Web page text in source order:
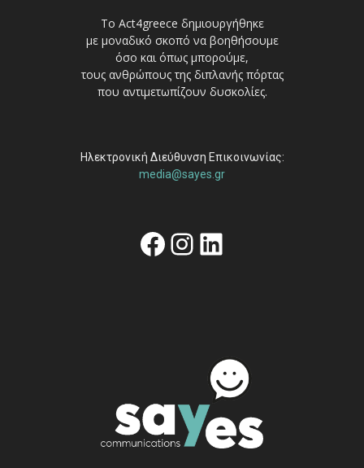
Το Act4greece δημιουργήθηκε
με μοναδικό σκοπό να βοηθήσουμε
όσο και όπως μπορούμε,
τους ανθρώπους της διπλανής πόρτας
που αντιμετωπίζουν δυσκολίες.
Ηλεκτρονική Διεύθυνση Επικοινωνίας:
media@sayes.gr
Facebook
Instagram
Linkedin